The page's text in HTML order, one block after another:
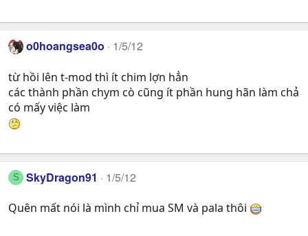
o0hoangsea0o 1/5/12
từ hồi lên t-mod thì ít chim lợn hẳn
các thành phần chym cò cũng ít phần hung hãn làm chả
có mấy việc làm
S SkyDragon91 1/5/12
Quên mất nói là mình chỉ mua SM và pala thôi